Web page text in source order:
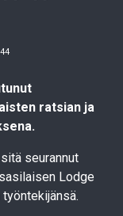
ratsian ja
seurannut
Lodge